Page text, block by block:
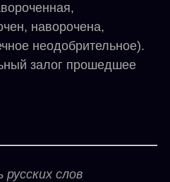
наворочена,
неодобрительное).
залог прошедшее
слов